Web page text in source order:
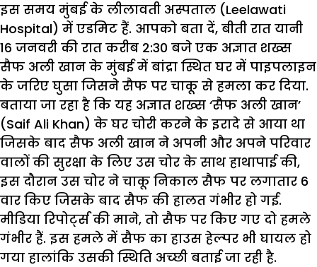
इस समय मुंबई के लीलावती अस्पताल (Leelawati
Hospital) में एडमिट हैं. आपको बता दें, बीती रात यानी
16 जनवरी की रात करीब 2:30 बजे एक अज्ञात शख्स
सैफ अली खान के मुंबई में बांद्रा स्थित घर में पाइपलाइन
के जरिए घुसा जिसने सैफ पर चाकू से हमला कर दिया.
बताया जा रहा है कि यह अज्ञात शख्स ‘सैफ अली खान’
(Saif Ali Khan) के घर चोरी करने के इरादे से आया था
जिसके बाद सैफ अली खान ने अपनी और अपने परिवार
वालों की सुरक्षा के लिए उस चोर के साथ हाथापाई की,
इस दौरान उस चोर ने चाकू निकाल सैफ पर लगातार 6
वार किए जिसके बाद सैफ की हालत गंभीर हो गई.
मीडिया रिपोर्ट्स की माने, तो सैफ पर किए गए दो हमले
गंभीर हैं. इस हमले में सैफ का हाउस हेल्‍पर भी घायल हो
गया हालांकि उसकी स्थिति अच्‍छी बताई जा रही है.